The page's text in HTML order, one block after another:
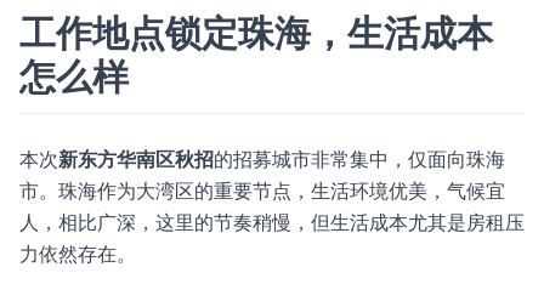
工作地点锁定珠海，生活成本
怎么样
本次新东方华南区秋招的招募城市非常集中，仅面向珠海
市。珠海作为大湾区的重要节点，生活环境优美，气候宜
人，相比广深，这里的节奏稍慢，但生活成本尤其是房租压
力依然存在。